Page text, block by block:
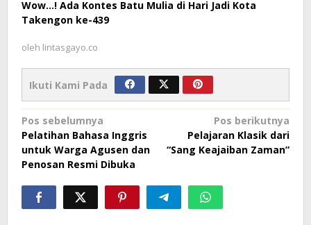
Wow…! Ada Kontes Batu Mulia di Hari Jadi Kota
Takengon ke-439
oleh lintasgayo.co
Ikuti Kami Pada
Navigasi
pos
Pos sebelumnya
Pelatihan Bahasa Inggris
untuk Warga Agusen dan
Penosan Resmi Dibuka
Pos berikutnya
Pelajaran Klasik dari
“Sang Keajaiban Zaman”